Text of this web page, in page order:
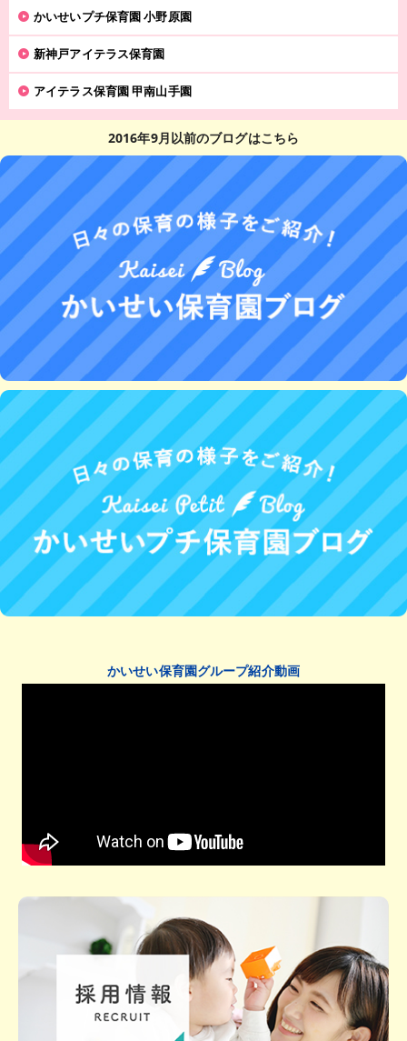
かいせいプチ保育園 小野原園
新神戸アイテラス保育園
アイテラス保育園 甲南山手園
2016年9月以前のブログはこちら
かいせい保育園グループ紹介動画